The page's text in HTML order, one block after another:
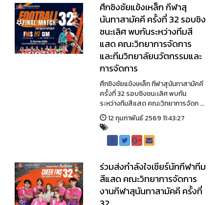
ศึกชิงชัยแข้งเหล็ก กีฬาสุ
นันทาสามัคคี ครั้งที่ 32 รอบชิง
ชนะเลิศ พบกันระหว่างทีมสี
แสด คณะวิทยาการจัดการ
และทีมวิทยาลัยนวัตกรรมและ
การจัดการ
ศึกชิงชัยแข้งเหล็ก กีฬาสุนันทาสามัคคี
ครั้งที่ 32 รอบชิงชนะเลิศ พบกัน
ระหว่างทีมสีแสด คณะวิทยาการจัดก ...
12 กุมภาพันธ์ 2569 11:43:27
ร่วมส่งกำลังใจเชียร์นักกีฬาทีม
สีแสด คณะวิทยาการจัดการ
งานกีฬาสุนันทาสามัคคี ครั้งที่